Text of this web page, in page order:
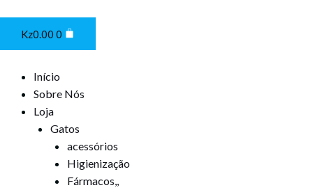
Kz0.00 0
Cart
Início
Sobre Nós
Loja
Gatos
acessórios
Higienização
Fármacos,,